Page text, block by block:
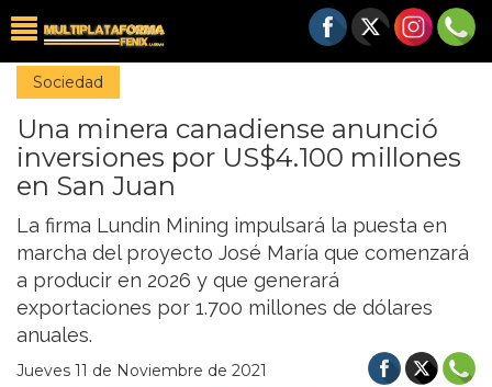
Sociedad
Una minera canadiense anunció
inversiones por US$4.100 millones
en San Juan
La firma Lundin Mining impulsará la puesta en
marcha del proyecto José María que comenzará
a producir en 2026 y que generará
exportaciones por 1.700 millones de dólares
anuales.
Jueves 11 de Noviembre de 2021